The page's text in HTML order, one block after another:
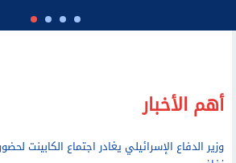
أهم الأخبار
وزير الدفاع الإسرائيلي يغادر اجتماع الكابينت